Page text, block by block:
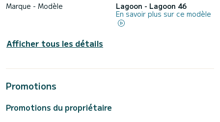
Marque - Modèle
Lagoon - Lagoon 46
En savoir plus sur ce modèle
Afficher tous les détails
Promotions
Promotions du propriétaire